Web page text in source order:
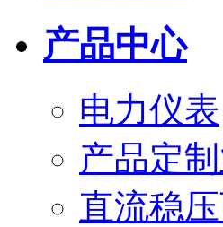
产品中心
电力仪表
产品定
直流稳